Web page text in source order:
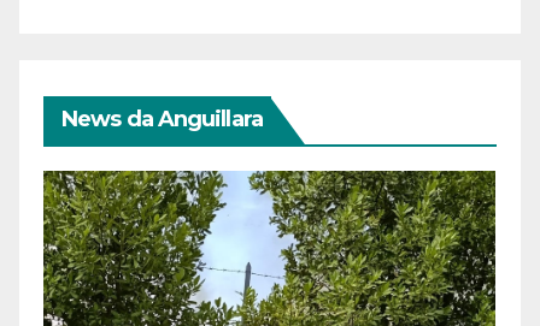
News da Anguillara